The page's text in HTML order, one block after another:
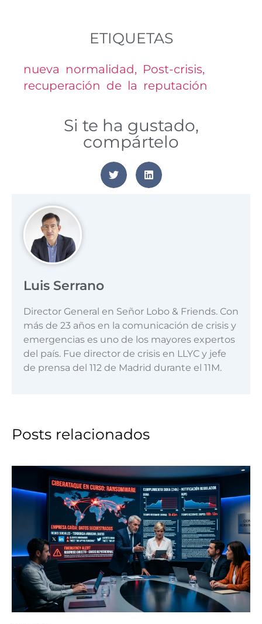
ETIQUETAS
nueva normalidad, Post-crisis,
recuperación de la reputación
Si te ha gustado,
compártelo
Luis Serrano
Director General en Señor Lobo & Friends. Con
más de 23 años en la comunicación de crisis y
emergencias es uno de los mayores expertos
del país. Fue director de crisis en LLYC y jefe
de prensa del 112 de Madrid durante el 11M.
Posts relacionados